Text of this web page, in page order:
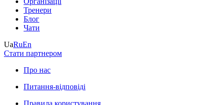
Тренери
Блог
Чати
UaRuEn
Стати партнером
Про нас
Питання-відповіді